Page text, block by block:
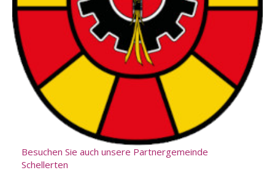
Besuchen Sie auch unsere Partnergemeinde
Schellerten